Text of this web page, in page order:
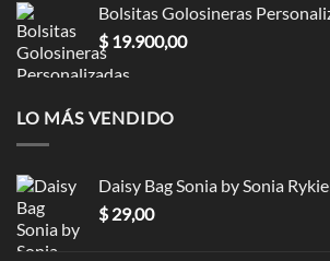
Bolsitas Golosineras
$19.900,00
LO MÁS VENDIDO
Daisy Bag Sonia by Sonia
$29,00